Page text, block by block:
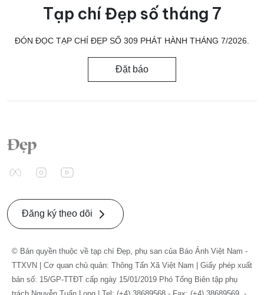
Tạp chí Đẹp số tháng 7
ĐÓN ĐỌC TẠP CHÍ ĐẸP SỐ 309 PHÁT HÀNH THÁNG 7/2026.
Đặt báo
Đăng ký theo dõi
© Bản quyền thuộc về tạp chí Đẹp, phụ san của Báo Ảnh Việt Nam -
TTXVN | Cơ quan chủ quản: Thông Tấn Xã Việt Nam | Giấy phép xuất
bản số: 15/GP-TTĐT cấp ngày 15/01/2019 Phó Tổng Biên tập phụ